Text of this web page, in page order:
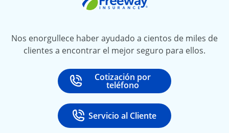
Nos enorgullece haber ayudado a cientos de miles de
clientes a encontrar el mejor seguro para ellos.
Call
Cotización por
teléfono
at
Call
Servicio al Cliente
at 888-531-6720